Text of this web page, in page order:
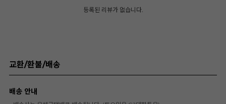
등록된 리뷰가 없습니다.
교환/환불/배송
배송 안내